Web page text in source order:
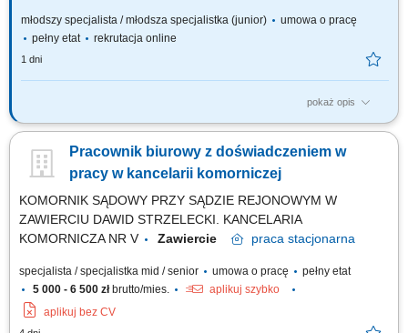
młodszy specjalista / młodsza specjalistka (junior)
umowa o pracę
pełny etat
rekrutacja online
1 dni
pokaż opis
Do Twoich obowiązków będzie należało: Prowadzenie dokumentacji
obiegu dokumentów i dbanie o prawidłowy przepływ informacji; Obsługa
przewoźników - dostawców/odbiorców; Dbanie o miłą i profesjonalną
Pracownik biurowy z doświadczeniem w
pracy w kancelarii komorniczej
KOMORNIK SĄDOWY PRZY SĄDZIE REJONOWYM W
ZAWIERCIU DAWID STRZELECKI. KANCELARIA
KOMORNICZA NR V
Zawiercie praca stacjonarna
specjalista / specjalistka mid / senior umowa o pracę
pełny etat
5 000 - 6 500 złbrutto/mies.
aplikuj szybko
aplikuj bez CV